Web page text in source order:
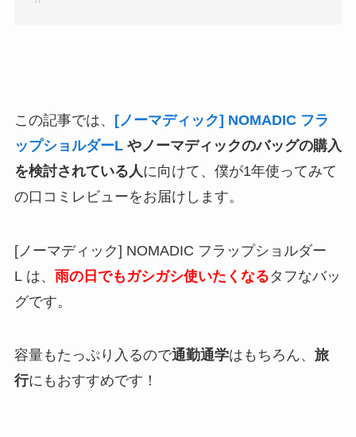
この記事では、 [ノーマディック] NOMADIC フラ
ップショルダーLやノーマディック​のバッグの購入
を検討されている人 に向けて、僕が1年使ってみて
の口コミレビューをお届けします。
[ノーマディック] NOMADIC フラップショルダー
L は、 雨の日でもガシガシ使いたくなるタフなバッ
グです。
容量もたっぷり入るので通勤通学はもちろん、 旅
行にもおすすめです！